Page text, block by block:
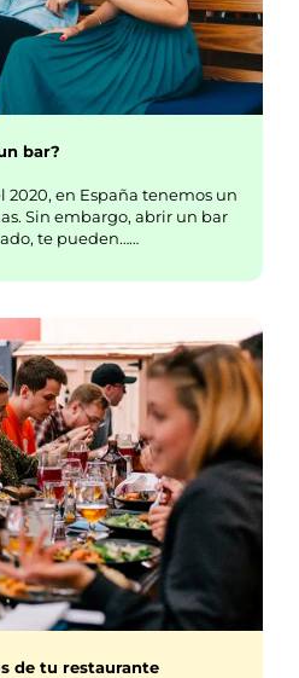
bar?
2020, en España tenemos un
Sin embargo, abrir un bar
te pueden……
de tu restaurante